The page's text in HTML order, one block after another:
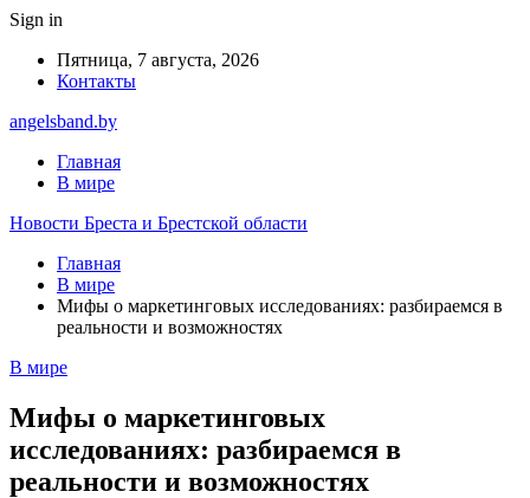
Sign in
Пятница, 7 августа, 2026
Контакты
angelsband.by
Главная
В мире
Новости Бреста и Брестской области
Главная
В мире
Мифы о маркетинговых исследованиях: разбираемся в
реальности и возможностях
В мире
Мифы о маркетинговых
исследованиях: разбираемся в
реальности и возможностях